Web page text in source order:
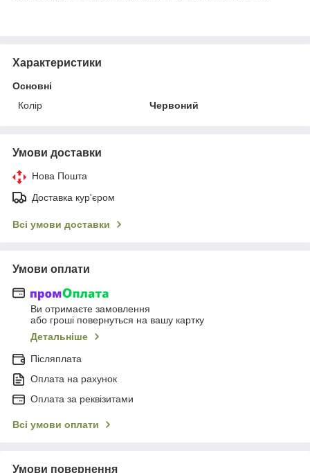
Характеристики
Основні
Колір
Червоний
Умови доставки
Нова Пошта
Доставка кур'єром
Всі умови доставки
Умови оплати
Ви отримаєте замовлення
або гроші повернуться на вашу картку
Детальніше
Післяплата
Оплата на рахунок
Оплата за реквізитами
Всі умови оплати
Умови повернення